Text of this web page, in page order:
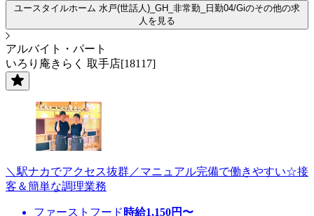
ユースタイルホーム 水戸(世話人)_GH_非常勤_日勤04/Giのその他の求
人を見る
アルバイト・パート
いろり庵きらく 取手店[18117]
＼駅ナカでアクセス抜群／マニュアル完備で働きやすい☆接
客＆簡単な調理業務
ファーストフード 時給1,150円〜